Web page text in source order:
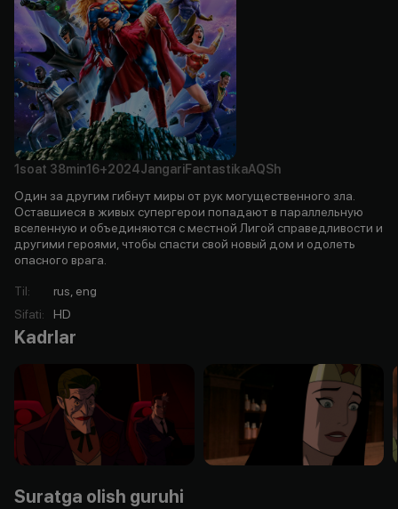
1soat 38min16+2024JangariFantastikaAQSh
Один за другим гибнут миры от рук могущественного зла.
Оставшиеся в живых супергерои попадают в параллельную
вселенную и объединяются с местной Лигой справедливости и
другими героями, чтобы спасти свой новый дом и одолеть
опасного врага.
Til:
rus, eng
Sifati: HD
Kadrlar
Suratga olish guruhi